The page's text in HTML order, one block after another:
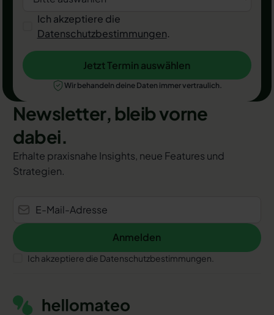
Ich akzeptiere die
Datenschutzbestimmungen.
Jetzt Termin auswählen
Jetzt Termin auswählen
Wir behandeln deine Daten immer vertraulich.
Newsletter, bleib vorne
dabei.
Erhalte praxisnahe Insights, neue Features und
Strategien.
Anmelden
Anmelden
Ich akzeptiere die Datenschutzbestimmungen.